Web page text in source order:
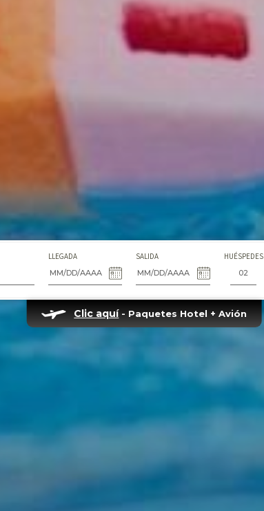
LLEGADA SALIDA HUÉSPEDES
Clic aquí- Paquetes Hotel + Avión